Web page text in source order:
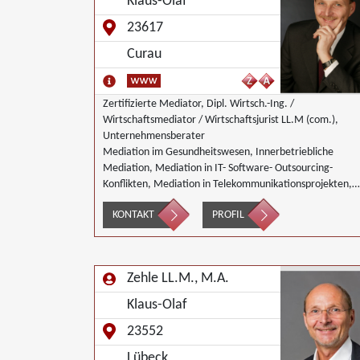
23617
Curau
Zertifizierte Mediator, Dipl. Wirtsch.-Ing. /
Wirtschaftsmediator / Wirtschaftsjurist LL.M (com.),
Unternehmensberater
Mediation im Gesundheitswesen, Innerbetriebliche
Mediation, Mediation in IT- Software- Outsourcing-
Konflikten, Mediation in Telekommunikationsprojekten,
Mediation bei Gesellschafterkonflikten, Mediation im
öffentlichen Bereich, Mediation bei Team- und
Gruppenkonflikten, Mediation von
Wirtschaftsmediation
KONTAKT PROFIL
Zehle LL.M., M.A.
Klaus-Olaf
23552